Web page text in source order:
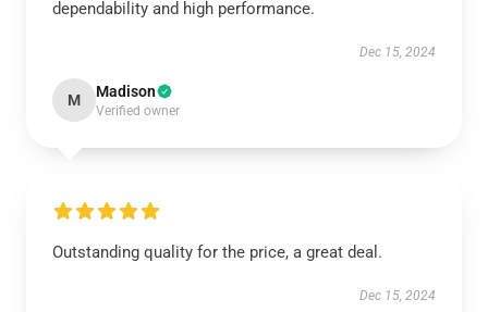
dependability and high performance.
Dec 15, 2024
M Madison
Verified owner
Outstanding quality for the price, a great deal.
Dec 15, 2024